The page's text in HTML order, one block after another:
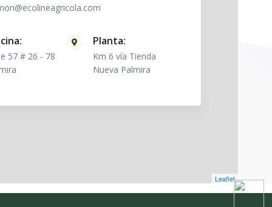
57 # 26 - 78
Planta:
Km 6 vía Tienda
Nueva Palmira
Leaflet